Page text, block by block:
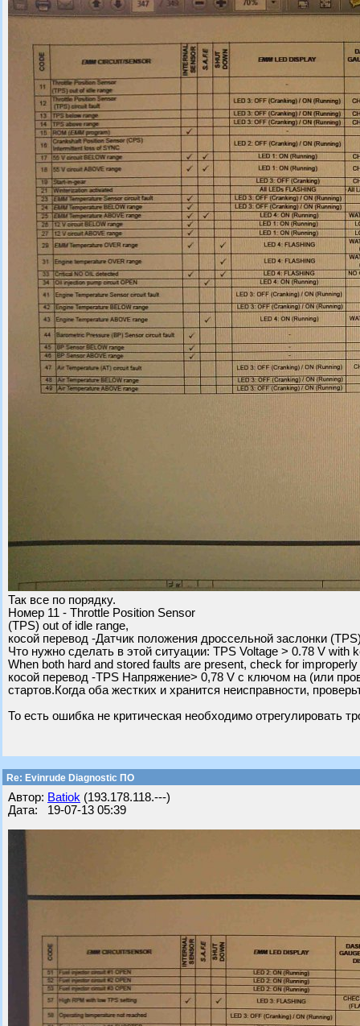
Так все по порядку.
Номер 11 - Throttle Position Sensor
(TPS) out of idle range,
косой перевод -Датчик положения дроссельной заслонки
Что нужно сделать в этой ситуации: TPS Voltage > 0.78 V
When both hard and stored faults are present, check for
косой перевод -TPS Напряжение> 0,78 V с ключом на (или
стартов.Когда оба жестких и хранится неисправности,
То есть ошибка не критическая необходимо отрегулировать
Re: Evinrude Diagnostic ПО
Автор: Batiok (193.178.118.---)
Дата: 19-07-13 05:39